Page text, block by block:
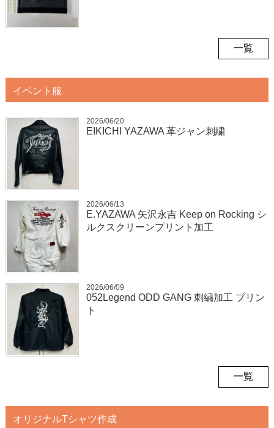
一覧
イベント服
2026/06/20
EIKICHI YAZAWA 革ジャン刺繍
2026/06/13
E.YAZAWA 矢沢永吉 Keep on Rocking シ
ルクスクリーンプリント加工
2026/06/09
052Legend ODD GANG 刺繍加工 プリン
ト
一覧
オリジナルTシャツ作成